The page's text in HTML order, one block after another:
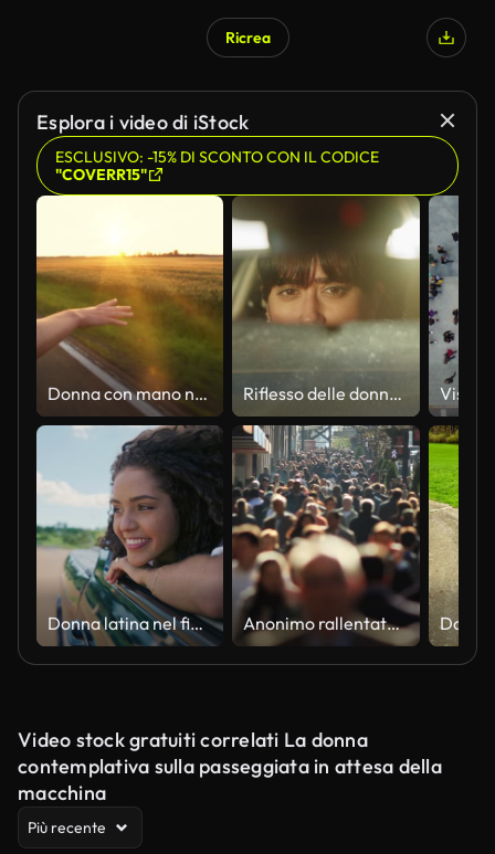
Ricrea
Esplora i video di iStock
ESCLUSIVO: -15% DI SCONTO CON IL CODICE
"COVERR15"
Donna con mano nella brezza Riflesso delle donne nello specchietto retrovisore
Donna latina nel finestrino dell'auto. Viaggio in auto. Capelli ricci al vento. La ragazza guarda fuori dal finestrino dell'auto. Concetto di viaggio brasiliano in auto. Anonimo rallentatore folla di New York
Video stock gratuiti correlati La donna
contemplativa sulla passeggiata in attesa della
macchina
Più recente